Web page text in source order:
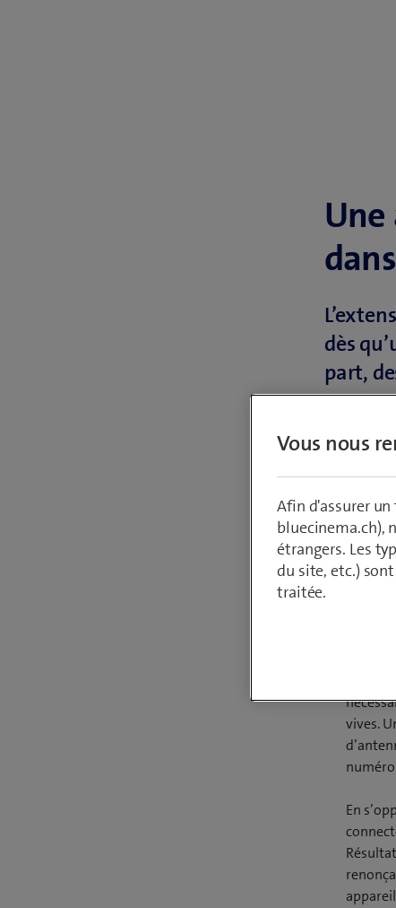
dès
part,
portent
ParArmin
20 avril
vives.
En
Vous nous
Afin d'assurer
bluecinema.ch),
étrangers. Les
du site, etc.)
traitée.